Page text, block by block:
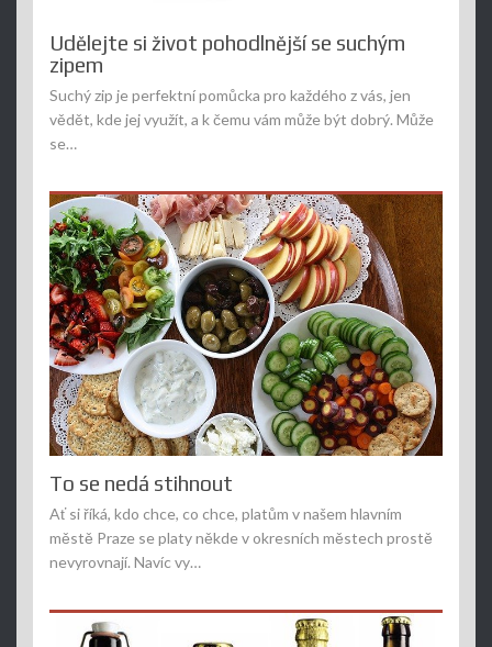
Udělejte si život pohodlnější se suchým
zipem
Suchý zip je perfektní pomůcka pro každého z vás, jen
vědět, kde jej využít, a k čemu vám může být dobrý. Může
se…
To se nedá stihnout
Ať si říká, kdo chce, co chce, platům v našem hlavním
městě Praze se platy někde v okresních městech prostě
nevyrovnají. Navíc vy…